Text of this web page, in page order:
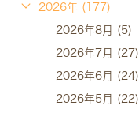
2026年 (177)
2026年8月 (5)
2026年7月 (27)
2026年6月 (24)
2026年5月 (22)